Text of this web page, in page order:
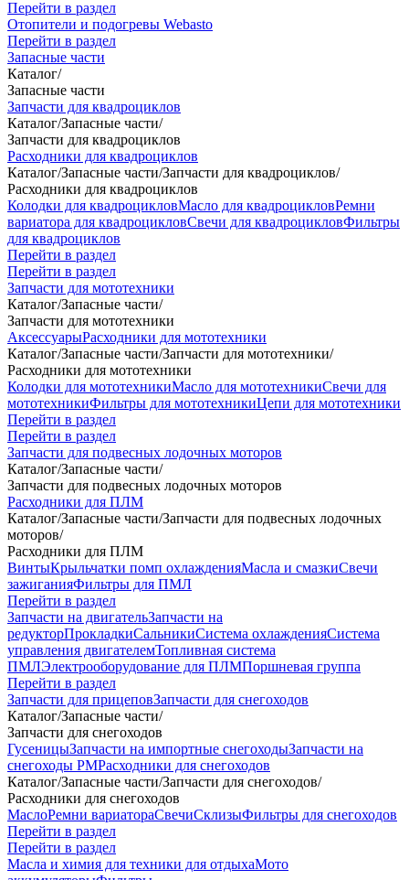
Перейти в раздел
Отопители и подогревы Webasto
Перейти в раздел
Запасные части
Каталог/
Запасные части
Запчасти для квадроциклов
Каталог/Запасные части/
Запчасти для квадроциклов
Расходники для квадроциклов
Каталог/Запасные части/Запчасти для квадроциклов/
Расходники для квадроциклов
Колодки для квадроцикловМасло для квадроцикловРемни
вариатора для квадроцикловСвечи для квадроцикловФильтры
для квадроциклов
Перейти в раздел
Перейти в раздел
Запчасти для мототехники
Каталог/Запасные части/
Запчасти для мототехники
АксессуарыРасходники для мототехники
Каталог/Запасные части/Запчасти для мототехники/
Расходники для мототехники
Колодки для мототехникиМасло для мототехникиСвечи для
мототехникиФильтры для мототехникиЦепи для мототехники
Перейти в раздел
Перейти в раздел
Запчасти для подвесных лодочных моторов
Каталог/Запасные части/
Запчасти для подвесных лодочных моторов
Расходники для ПЛМ
Каталог/Запасные части/Запчасти для подвесных лодочных
моторов/
Расходники для ПЛМ
ВинтыКрыльчатки помп охлажденияМасла и смазкиСвечи
зажиганияФильтры для ПМЛ
Перейти в раздел
Запчасти на двигательЗапчасти на
редукторПрокладкиСальникиСистема охлажденияСистема
управления двигателемТопливная система
ПМЛЭлектрооборудование для ПЛМПоршневая группа
Перейти в раздел
Запчасти для прицеповЗапчасти для снегоходов
Каталог/Запасные части/
Запчасти для снегоходов
ГусеницыЗапчасти на импортные снегоходыЗапчасти на
снегоходы РМРасходники для снегоходов
Каталог/Запасные части/Запчасти для снегоходов/
Расходники для снегоходов
МаслоРемни вариатораСвечиСклизыФильтры для снегоходов
Перейти в раздел
Перейти в раздел
Масла и химия для техники для отдыхаМото